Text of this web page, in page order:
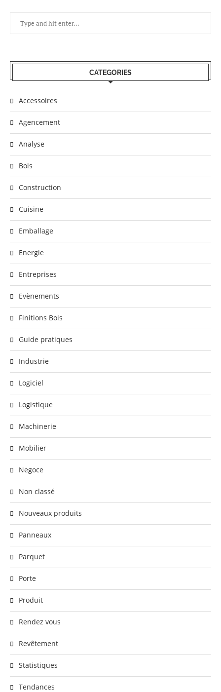
CATEGORIES
Accessoires
Agencement
Analyse
Bois
Construction
Cuisine
Emballage
Energie
Entreprises
Evènements
Finitions Bois
Guide pratiques
Industrie
Logiciel
Logistique
Machinerie
Mobilier
Negoce
Non classé
Nouveaux produits
Panneaux
Parquet
Porte
Produit
Rendez vous
Revêtement
Statistiques
Tendances